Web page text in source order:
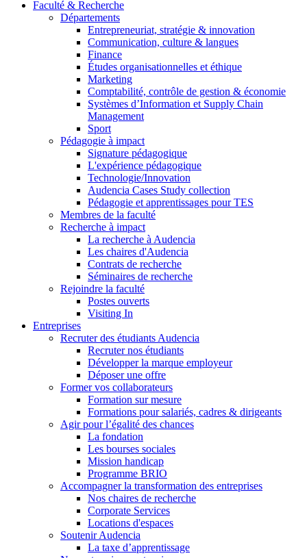
Faculté & Recherche
Départements
Entrepreneuriat, stratégie & innovation
Communication, culture & langues
Finance
Études organisationnelles et éthique
Marketing
Comptabilité, contrôle de gestion & économie
Systèmes d’Information et Supply Chain
Management
Sport
Pédagogie à impact
Signature pédagogique
L'expérience pédagogique
Technologie/Innovation
Audencia Cases Study collection
Pédagogie et apprentissages pour TES
Membres de la faculté
Recherche à impact
La recherche à Audencia
Les chaires d'Audencia
Contrats de recherche
Séminaires de recherche
Rejoindre la faculté
Postes ouverts
Visiting In
Entreprises
Recruter des étudiants Audencia
Recruter nos étudiants
Développer la marque employeur
Déposer une offre
Former vos collaborateurs
Formation sur mesure
Formations pour salariés, cadres & dirigeants
Agir pour l’égalité des chances
La fondation
Les bourses sociales
Mission handicap
Programme BRIO
Accompagner la transformation des entreprises
Nos chaires de recherche
Corporate Services
Locations d'espaces
Soutenir Audencia
La taxe d’apprentissage